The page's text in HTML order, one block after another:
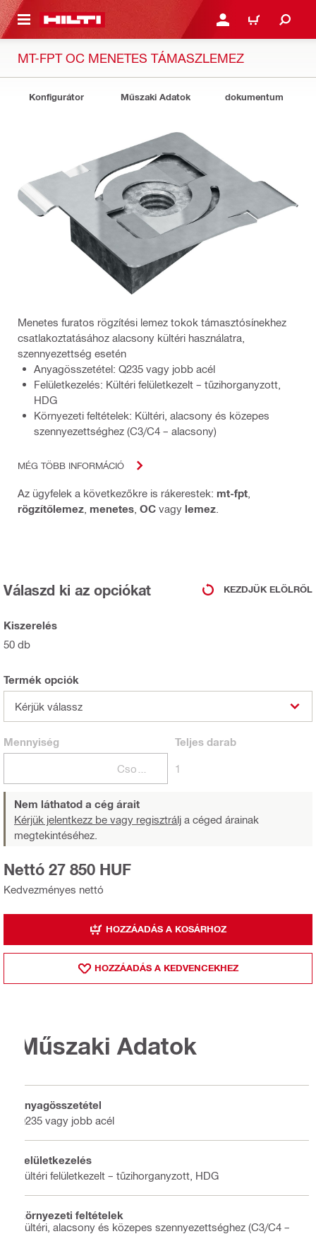
TARTALOMRA BEJELENTKEZÉS VAGY
KOSÁR
MT-FPT OC MENETES TÁMASZLEMEZ
Konfigurátor Műszaki Adatok dokumentum
Menetes furatos rögzítési lemez tokok támasztósínekhez
csatlakoztatásához alacsony kültéri használatra,
szennyezettség esetén
Anyagösszetétel: Q235 vagy jobb acél
Felületkezelés: Kültéri felületkezelt – tűzihorganyzott,
HDG
Környezeti feltételek: Kültéri, alacsony és közepes
szennyezettséghez (C3/C4 – alacsony)
MÉG TÖBB INFORMÁCIÓ
Az ügyfelek a következőkre is rákerestek: mt-fpt
rögzítőlemez menetes OC vagy lemez
Válaszd ki az opciókat KEZDJÜK ELÖLRŐL
Kiszerelés
50 db
Termék opciók
Kérjük válassz
Mennyiség Teljesdarab
1
Nem láthatod a cég árait
Kérjük jelentkezz be vagy regisztrálj a céged árainak
megtekintéséhez.
Kedvezményes nettó
Nettó 27 850 HUF
HOZZÁADÁS A KOSÁRHOZ
HOZZÁADÁS A KEDVENCEKHEZ
Műszaki Adatok
Anyagösszetétel
Q235 vagy jobb acél
Felületkezelés
Kültéri felületkezelt – tűzihorganyzott, HDG
Környezeti feltételek
Kültéri, alacsony és közepes szennyezettséghez (C3/C4 –